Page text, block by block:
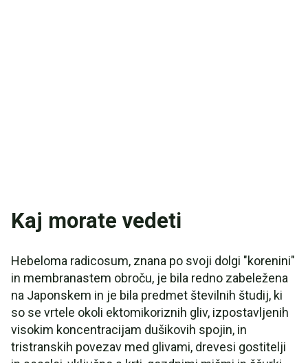
Kaj morate vedeti
Hebeloma radicosum, znana po svoji dolgi "korenini"
in membranastem obroču, je bila redno zabeležena
na Japonskem in je bila predmet številnih študij, ki
so se vrtele okoli ektomikoriznih gliv, izpostavljenih
visokim koncentracijam dušikovih spojin, in
tristranskih povezav med glivami, drevesi gostitelji